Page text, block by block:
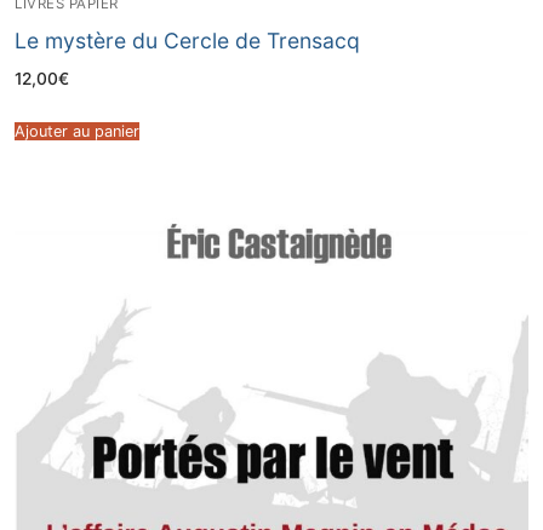
LIVRES PAPIER
Le mystère du Cercle de Trensacq
12,00€
Ajouter au panier